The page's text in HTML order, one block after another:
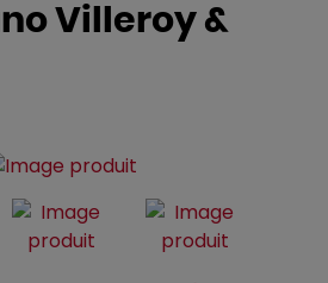
Villeroy &